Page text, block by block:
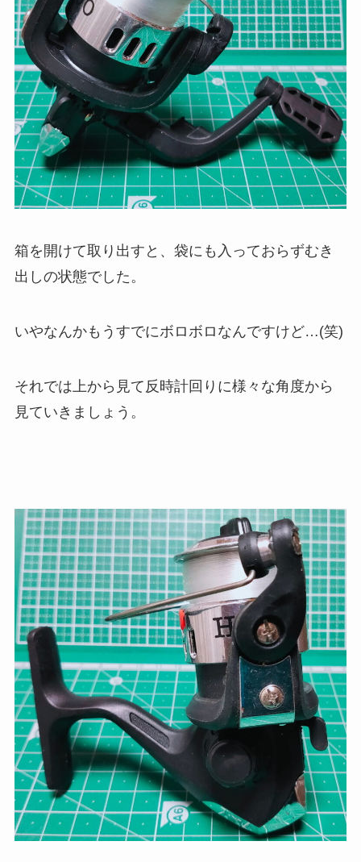
箱を開けて取り出すと、袋にも入っておらずむき
出しの状態でした。
いやなんかもうすでにボロボロなんですけど…(笑)
それでは上から見て反時計回りに様々な角度から
見ていきましょう。